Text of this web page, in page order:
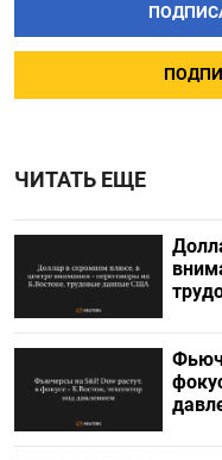
ЧИТАТЬ ЕЩЕ